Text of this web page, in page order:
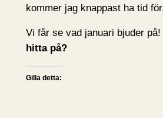
kommer jag knappast ha tid
Vi får se vad januari bjuder på!
hitta på?
Gilla detta: